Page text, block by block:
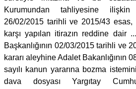
Kurumundan tahliyesine
26/02/2015 tarihli ve 2015/43 esas,
karşı yapılan itirazın reddine dair
Başkanlığının 02/03/2015 tarihli ve
kararı aleyhine Adalet Bakanlığının
sayılı kanun yararına bozma
dava dosyası Yargıtay